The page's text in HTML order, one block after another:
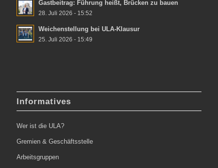
Gastbeitrag: Führung heißt, Brücken zu bauen
28. Juli 2026 - 15:52
Weichenstellung bei ULA-Klausur
25. Juli 2026 - 15:49
Informatives
Wer ist die ULA?
Gremien & Geschäftsstelle
Arbeitsgruppen